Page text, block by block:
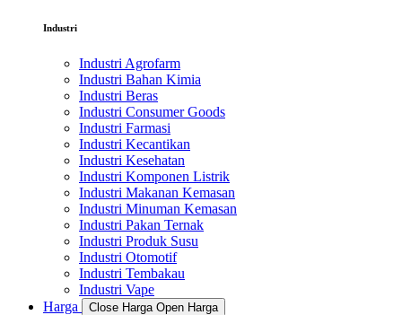
Industri
Industri Agrofarm
Industri Bahan Kimia
Industri Beras
Industri Consumer Goods
Industri Farmasi
Industri Kecantikan
Industri Kesehatan
Industri Komponen Listrik
Industri Makanan Kemasan
Industri Minuman Kemasan
Industri Pakan Ternak
Industri Produk Susu
Industri Otomotif
Industri Tembakau
Industri Vape
Harga
Close Harga Open Harga